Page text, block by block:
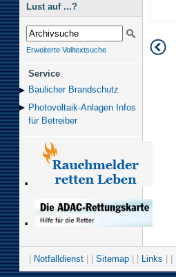
Lust auf ...?
Erweiterte Volltextsuche
Service
Baulicher Brand­schutz
Photovoltaik-Anlagen Infos
für Betreiber
Notfalldienst Sitemap Links